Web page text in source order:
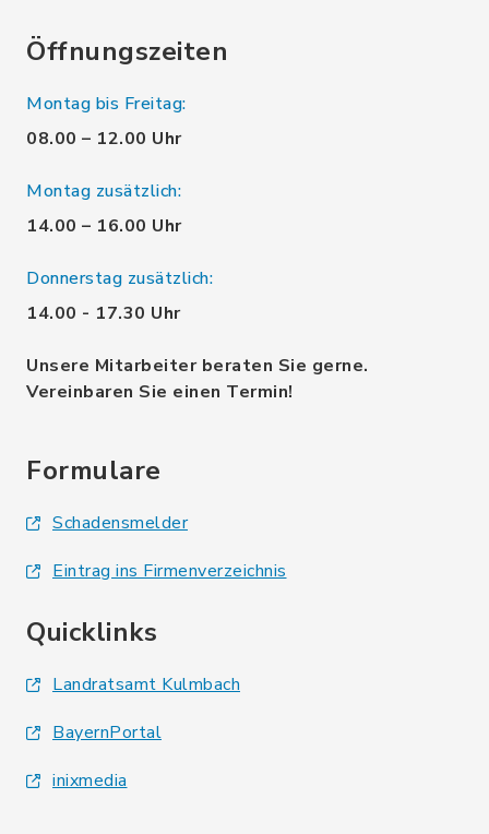
Öffnungszeiten
Montag bis Freitag:
08.00 – 12.00 Uhr
Montag zusätzlich:
14.00 – 16.00 Uhr
Donnerstag zusätzlich:
14.00 - 17.30 Uhr
Unsere Mitarbeiter beraten Sie gerne.
Vereinbaren Sie einen Termin!
Formulare
Schadensmelder
Eintrag ins Firmenverzeichnis
Quicklinks
Landratsamt Kulmbach
BayernPortal
inixmedia